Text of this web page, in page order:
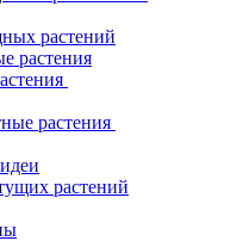
растений
растения
растения
растений